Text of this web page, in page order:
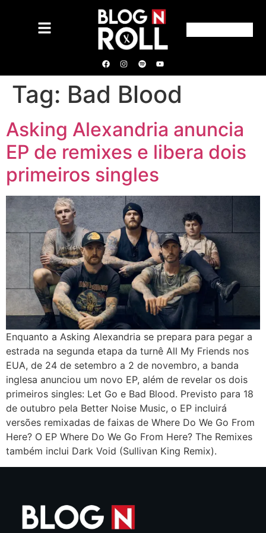
Tag: Bad Blood
Asking Alexandria anuncia
EP de remixes e libera dois
primeiros singles
Enquanto a Asking Alexandria se prepara para pegar a
estrada na segunda etapa da turnê All My Friends nos
EUA, de 24 de setembro a 2 de novembro, a banda
inglesa anunciou um novo EP, além de revelar os dois
primeiros singles: Let Go e Bad Blood. Previsto para 18
de outubro pela Better Noise Music, o EP incluirá
versões remixadas de faixas de Where Do We Go From
Here? O EP Where Do We Go From Here? The Remixes
também inclui Dark Void (Sullivan King Remix).